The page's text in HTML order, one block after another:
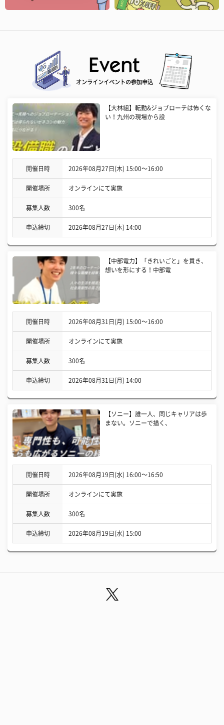
オンラインイベントの参加申込
【大林組】転勤&ジョブローテは怖くな
い！九州の現場から設
開催日時 2026年08月27日(木) 15:00〜16:00
開催場所 オンラインにて実施
募集人数 300名
申込締切 2026年08月27日(木) 14:00
【中部電力】「きれいごと」を貫き、
想いを形にする！中部電
開催日時 2026年08月31日(月) 15:00〜16:00
開催場所 オンラインにて実施
募集人数 300名
申込締切 2026年08月31日(月) 14:00
【ソニー】誰一人、同じキャリアは歩
まない。ソニーで描く、
開催日時 2026年08月19日(水) 16:00〜16:50
開催場所 オンラインにて実施
募集人数 300名
申込締切 2026年08月19日(水) 15:00